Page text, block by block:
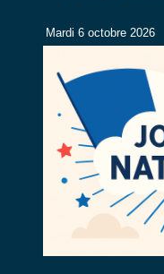
Mardi 6 octobre 2026